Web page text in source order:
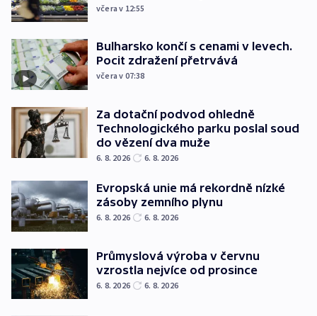
včera v 12:55
Bulharsko končí s cenami v levech.
Pocit zdražení přetrvává
včera v 07:38
Za dotační podvod ohledně
Technologického parku poslal soud
do vězení dva muže
6. 8. 2026 6. 8. 2026
Evropská unie má rekordně nízké
zásoby zemního plynu
6. 8. 2026 6. 8. 2026
Průmyslová výroba v červnu
vzrostla nejvíce od prosince
6. 8. 2026 6. 8. 2026